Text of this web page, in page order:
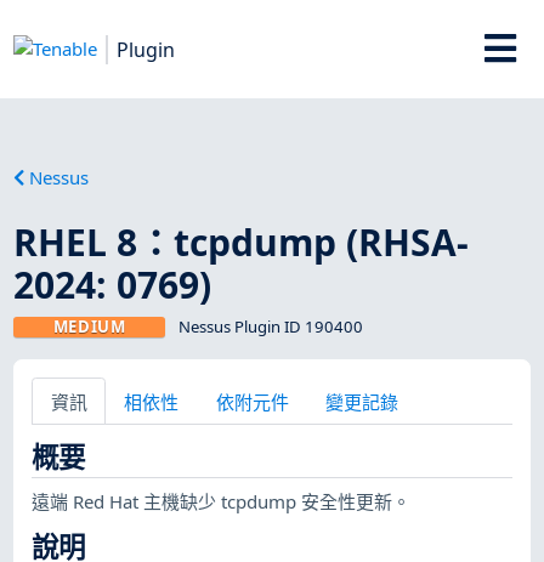
Plugin
Nessus
RHEL 8：tcpdump (RHSA-
2024: 0769)
MEDIUM Nessus Plugin ID 190400
資訊 相依性 依附元件 變更記錄
概要
遠端 Red Hat 主機缺少 tcpdump 安全性更新。
說明